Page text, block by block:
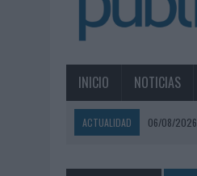
INICIO NOTICIAS
ACTUALIDAD 06/08/2026